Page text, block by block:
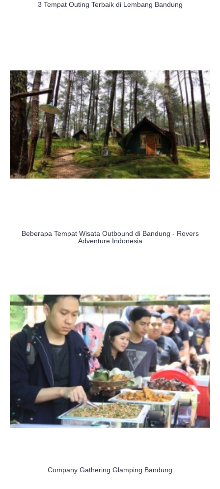
3 Tempat Outing Terbaik di Lembang Bandung
Beberapa Tempat Wisata Outbound di Bandung - Rovers
Adventure Indonesia
Company Gathering Glamping Bandung